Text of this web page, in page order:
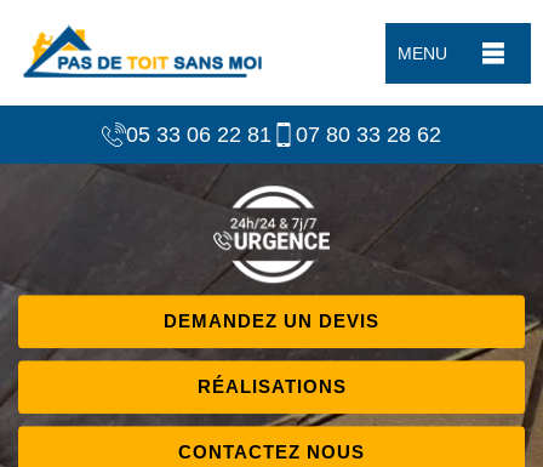
MENU
05 33 06 22 81 07 80 33 28 62
DEMANDEZ UN DEVIS
RÉALISATIONS
CONTACTEZ NOUS